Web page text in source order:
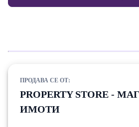
ПРОДАВА СЕ ОТ:
PROPERTY STORE -
ИМОТИ